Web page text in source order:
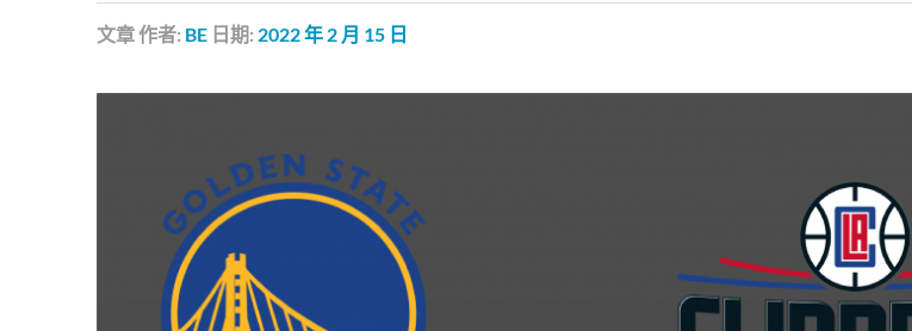
文章作者: BE 日期: 2022 年 2 月 15 日